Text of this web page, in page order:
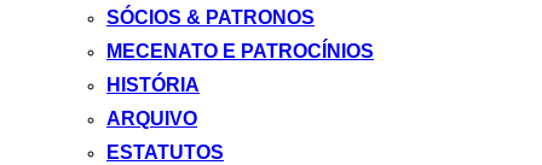
SÓCIOS & PATRONOS
MECENATO E PATROCÍNIOS
HISTÓRIA
ARQUIVO
ESTATUTOS